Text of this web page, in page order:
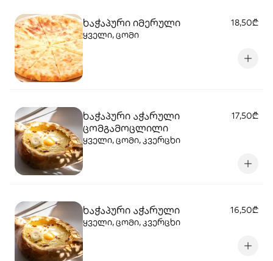
ხაჭაპური იმერული
18,50₾
ყველი, ცომი
ხაჭაპური აჭარული
ცომგამოცლილი
17,50₾
ყველი, ცომი, კვერცხი
ხაჭაპური აჭარული
16,50₾
ყველი, ცომი, კვერცხი